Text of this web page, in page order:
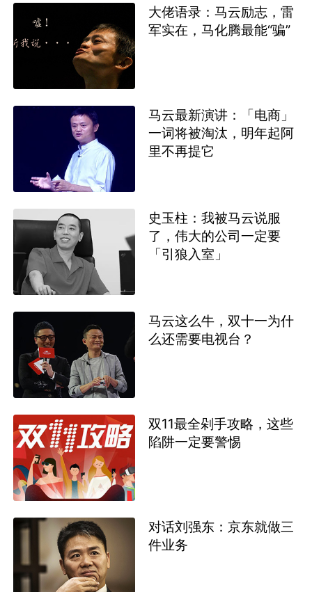
大佬语录：马云励志，雷
军实在，马化腾最能“骗”
马云最新演讲：「电商」
一词将被淘汰，明年起阿
里不再提它
史玉柱：我被马云说服
了，伟大的公司一定要
「引狼入室」
马云这么牛，双十一为什
么还需要电视台？
双11最全剁手攻略，这些
陷阱一定要警惕
对话刘强东：京东就做三
件业务